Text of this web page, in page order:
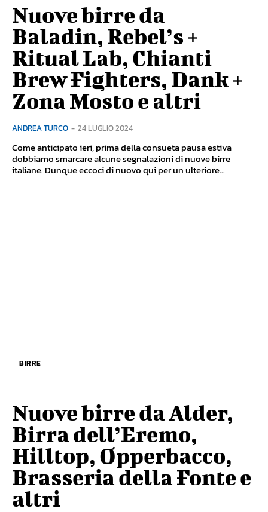
Nuove birre da
Baladin, Rebel’s +
Ritual Lab, Chianti
Brew Fighters, Dank +
Zona Mosto e altri
ANDREA TURCO - 24 LUGLIO 2024
Come anticipato ieri, prima della consueta pausa estiva
dobbiamo smarcare alcune segnalazioni di nuove birre
italiane. Dunque eccoci di nuovo qui per un ulteriore...
BIRRE
Nuove birre da Alder,
Birra dell’Eremo,
Hilltop, Opperbacco,
Brasseria della Fonte e
altri